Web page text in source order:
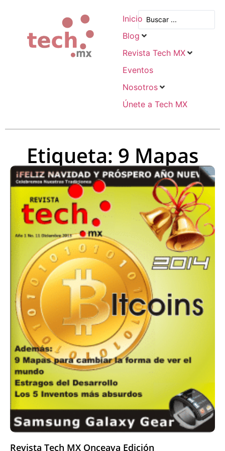
Inicio
Blog
Revista Tech MX
Eventos
Nosotros
Únete a Tech MX
Etiqueta: 9 Mapas
Revista Tech MX Onceava Edición